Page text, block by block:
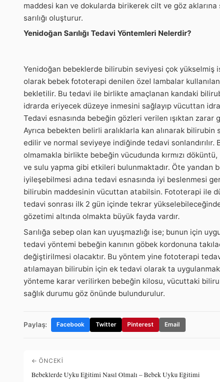
maddesi kan ve dokularda birikerek cilt ve göz aklarına
sarılığı oluşturur.
Yenidoğan Sarılığı Tedavi Yöntemleri Nelerdir?
Yenidoğan bebeklerde bilirubin seviyesi çok yükselmiş
olarak bebek fototerapi denilen özel lambalar kullanılan
bekletilir. Bu tedavi ile birlikte amaçlanan kandaki
idrarda eriyecek düzeye inmesini sağlayıp vücuttan
Tedavi esnasında bebeğin gözleri verilen ışıktan zarar
Ayrıca bebekten belirli aralıklarla kan alınarak bilirubin
edilir ve normal seviyeye indiğinde tedavi sonlandırılır.
olmamakla birlikte bebeğin vücudunda kırmızı döküntü,
ve sulu yapma gibi etkileri bulunmaktadır. Öte yandan
iyileşebilmesi adına tedavi esnasında iyi beslenmesi
bilirubin maddesinin vücuttan atabilsin. Fototerapi ile
tedavi sonrası ilk 2 gün içinde tekrar
gözetimi altında olmakta büyük fayda vardır.
Sarılığa sebep olan kan uyuşmazlığı ise; bunun için
tedavi yöntemi bebeğin kanının göbek kordonuna
değiştirilmesi olacaktır. Bu yöntem yine fototerapi
atılamayan bilirubin için ek tedavi olarak ta
yönteme karar verilirken bebeğin kilosu, vücuttaki
sağlık durumu göz önünde bulundurulur.
Paylaş: Facebook Twitter Pinterest Email
← ÖNCEKI
Bebeklerde Uyku Eğitimi Nasıl Olmalı – Bebek Uyku Eğitimi